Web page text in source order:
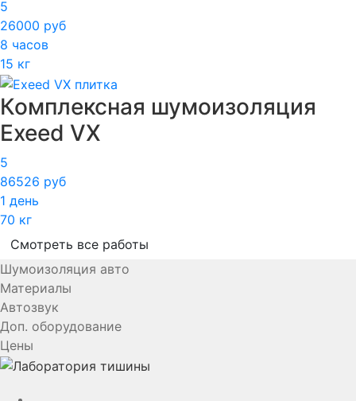
5
26000 руб
8 часов
15 кг
Комплексная шумоизоляция
Exeed VX
5
86526 руб
1 день
70 кг
Смотреть все работы
Шумоизоляция авто
Материалы
Автозвук
Доп. оборудование
Цены